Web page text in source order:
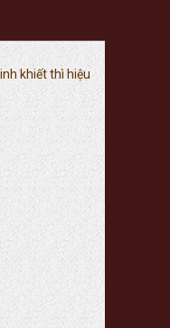
khiết thì hiệu